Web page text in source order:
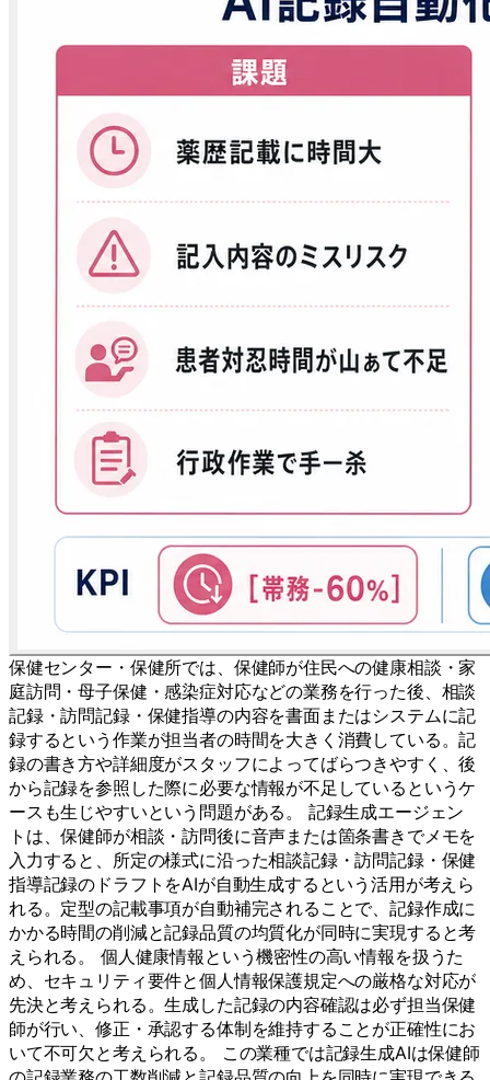
保健センター・保健所では、保健師が住民への健康相談・家
庭訪問・母子保健・感染症対応などの業務を行った後、相談
記録・訪問記録・保健指導の内容を書面またはシステムに記
録するという作業が担当者の時間を大きく消費している。記
録の書き方や詳細度がスタッフによってばらつきやすく、後
から記録を参照した際に必要な情報が不足しているというケ
ースも生じやすいという問題がある。 記録生成エージェン
トは、保健師が相談・訪問後に音声または箇条書きでメモを
入力すると、所定の様式に沿った相談記録・訪問記録・保健
指導記録のドラフトをAIが自動生成するという活用が考えら
れる。定型の記載事項が自動補完されることで、記録作成に
かかる時間の削減と記録品質の均質化が同時に実現すると考
えられる。 個人健康情報という機密性の高い情報を扱うた
め、セキュリティ要件と個人情報保護規定への厳格な対応が
先決と考えられる。生成した記録の内容確認は必ず担当保健
師が行い、修正・承認する体制を維持することが正確性にお
いて不可欠と考えられる。 この業種では記録生成AIは保健師